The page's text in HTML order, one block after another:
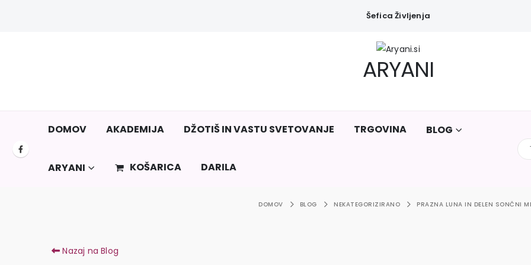
Šefica Življenja
ARYANI
DOMOV AKADEMIJA DŽOTIŠ IN VASTU SVETOVANJE TRGOVINA BLOG
ARYANI KOŠARICA DARILA
DOMOV BLOG NEKATEGORIZIRANO PRAZNA LUNA IN DELEN SONČNI
Nazaj na Blog